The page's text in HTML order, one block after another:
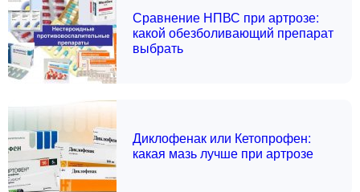
Сравнение НПВС при артрозе:
какой обезболивающий препарат
выбрать
Диклофенак или Кетопрофен:
какая мазь лучше при артрозе